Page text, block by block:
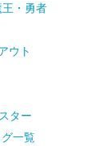
王・勇者
ウト
ター
一覧